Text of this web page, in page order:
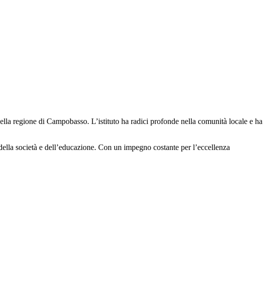
regione di Campobasso. L’istituto ha radici profonde nella comunità locale e ha
società e dell’educazione. Con un impegno costante per l’eccellenza